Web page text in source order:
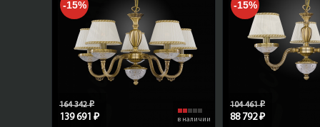
-15%
164 342 ₽
139 691 ₽ в наличии
-15%
104 461 ₽
88 792 ₽